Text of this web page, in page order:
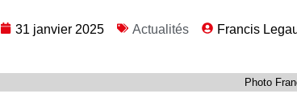
31 janvier 2025 Actualités Francis
Photo